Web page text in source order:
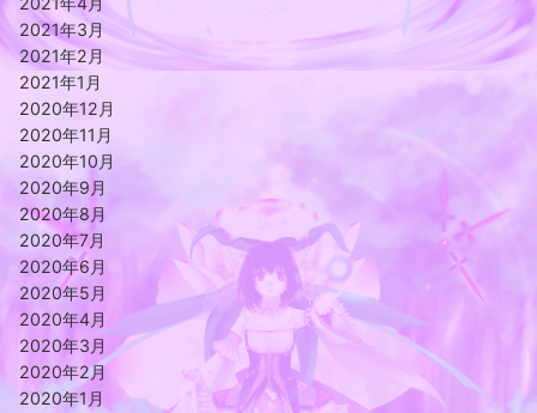
2021年3月
2021年2月
2021年1月
2020年12月
2020年11月
2020年10月
2020年9月
2020年8月
2020年7月
2020年6月
2020年5月
2020年4月
2020年3月
2020年2月
2020年1月